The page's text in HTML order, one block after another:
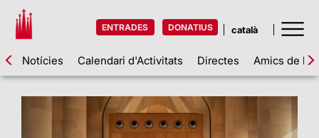
ENTRADES DONATIUS
Notícies Calendari d'Activitats Directes Amics de la